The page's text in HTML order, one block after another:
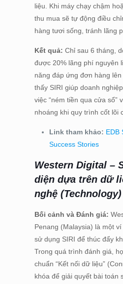
liệu. Khi máy chạy chậm
thu mua sẽ tự động điều
hàng tươi sống, tránh lãng
Kết quả: Chỉ sau 6 tháng,
được 20% lãng phí nguyên
năng đáp ứng đơn hàng
thấy SIRI giúp doanh
việc “ném tiền qua cửa sổ”
nhoáng khi quy trình cốt lõi
Link tham khảo: EDB
Success Stories
Western Digital –
diện dựa trên dữ
nghệ (Technology)
Bối cảnh và Đánh giá:
Penang (Malaysia) là một
sử dụng SIRI để thúc đẩy
Trong quá trình đánh giá,
chuẩn “Kết nối dữ liệu”
khóa để giải quyết bài toán